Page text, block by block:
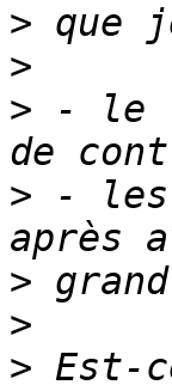
>
>
> - le
> - les
>
>
> Est-